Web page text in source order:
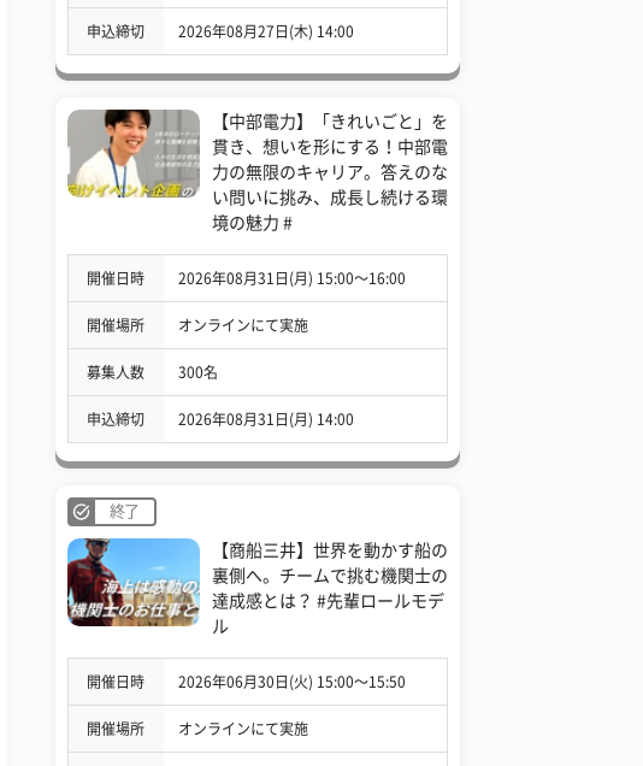
申込締切 2026年08月27日(木) 14:00
【中部電力】「きれいごと」を
貫き、想いを形にする！中部電
力の無限のキャリア。答えのな
い問いに挑み、成長し続ける環
境の魅力 #
開催日時 2026年08月31日(月) 15:00〜16:00
開催場所 オンラインにて実施
募集人数 300名
申込締切 2026年08月31日(月) 14:00
終了
【商船三井】世界を動かす船の
裏側へ。チームで挑む機関士の
達成感とは？ #先輩ロールモデ
ル
開催日時 2026年06月30日(火) 15:00〜15:50
開催場所 オンラインにて実施